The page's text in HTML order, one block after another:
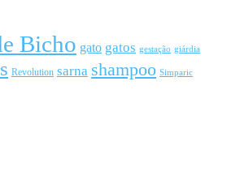
Bicho gato gatos gestação giárdia
Revolution sarna shampoo Simparic